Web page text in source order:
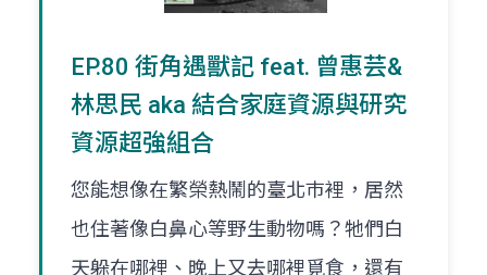
EP.80 街角遇獸記 feat. 曾惠芸&
林思民 aka 結合家庭資源與研究
資源超強組合
您能想像在繁榮熱鬧的臺北巿裡，居然
也住著像白鼻心等野生動物嗎？牠們白
天躲在哪裡、晚上又去哪裡覓食，還有